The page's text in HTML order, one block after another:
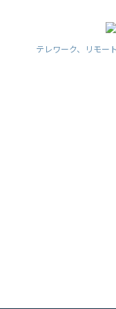
テレワーク、リモー